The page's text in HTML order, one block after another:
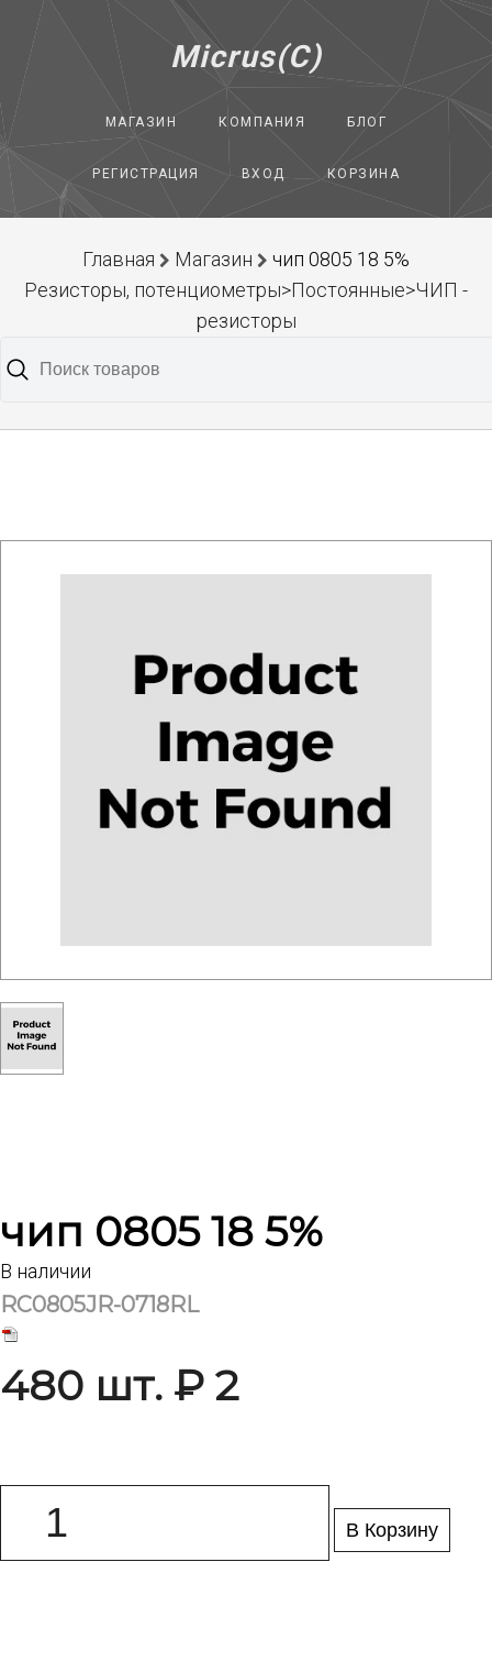
Micrus(C)
МАГАЗИН КОМПАНИЯ БЛОГ
РЕГИСТРАЦИЯ ВХОД КОРЗИНА
Главная Магазин
чип 0805 18 5%
Резисторы, потенциометры>Постоянные>ЧИП -
резисторы
чип 0805 18 5%
В наличии
RC0805JR-0718RL
480 шт. ₽ 2
В Корзину